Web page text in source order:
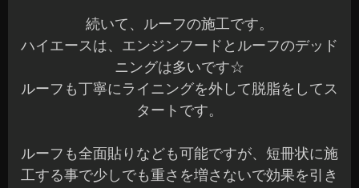
続いて、ルーフの施工です。
ハイエースは、エンジンフードとルーフのデッド
ニングは多いです☆
ルーフも丁寧にライニングを外して脱脂をしてス
タートです。
ルーフも全面貼りなども可能ですが、短冊状に施
工する事で少しでも重さを増さないで効果を引き